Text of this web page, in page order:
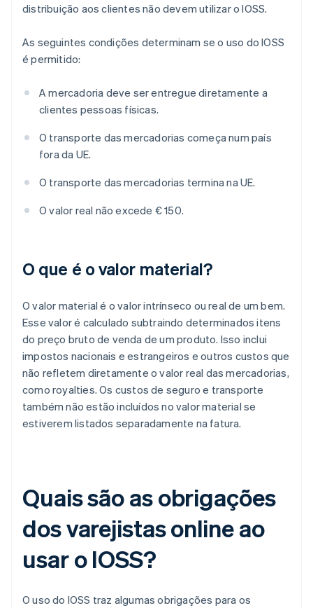
distribuição aos clientes não devem utilizar o IOSS.
As seguintes condições determinam se o uso do IOSS
é permitido:
A mercadoria deve ser entregue diretamente a
clientes pessoas físicas.
O transporte das mercadorias começa num país
fora da UE.
O transporte das mercadorias termina na UE.
O valor real não excede € 150.
O que é o valor material?
O valor material é o valor intrínseco ou real de um bem.
Esse valor é calculado subtraindo determinados itens
do preço bruto de venda de um produto. Isso inclui
impostos nacionais e estrangeiros e outros custos que
não refletem diretamente o valor real das mercadorias,
como royalties. Os custos de seguro e transporte
também não estão incluídos no valor material se
estiverem listados separadamente na fatura.
Quais são as obrigações
dos varejistas online ao
usar o IOSS?
O uso do IOSS traz algumas obrigações para os